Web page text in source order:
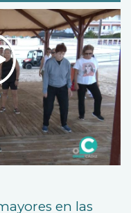
en las